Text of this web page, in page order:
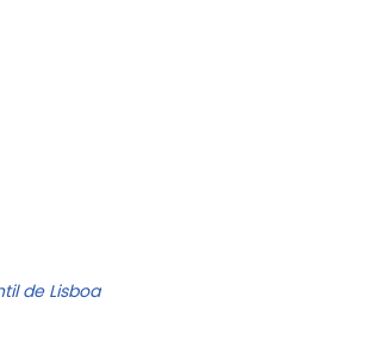
de Lisboa